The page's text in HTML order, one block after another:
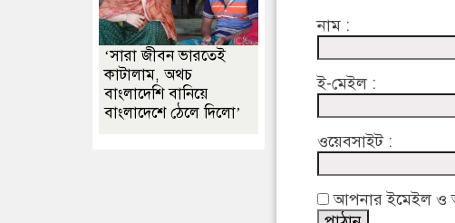
নাম :
ই-মেইল :
ওয়েবসাইট :
আপনার ইমেইল ও
‘সারা জীবন ভারতেই
কাটালাম, অথচ
বাংলাদেশি বানিয়ে
বাংলাদেশে ঠেলে দিলো’